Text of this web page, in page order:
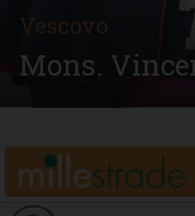
Vescovo
Mons.